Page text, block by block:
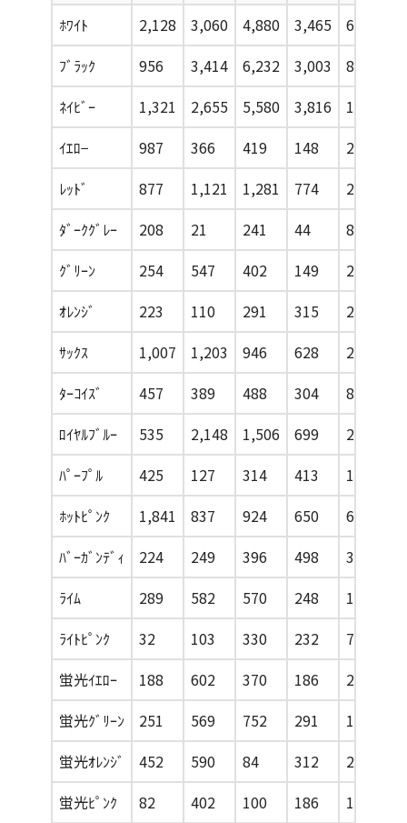
ﾎﾜｲﾄ
2,128 3,060 4,880 3,465 693
ﾌﾞﾗｯｸ
956 3,414 6,232 3,003 840
ﾈｲﾋﾞｰ
1,321 2,655 5,580 3,816 1,779
ｲｴﾛ−
987 366 419 148 26
ﾚｯﾄﾞ
877 1,121 1,281 774 299
ﾀﾞｰｸｸﾞﾚｰ
208 21 241 44 84
ｸﾞﾘｰﾝ
254 547 402 149 222
ｵﾚﾝｼﾞ
223 110 291 315 259
ｻｯｸｽ
1,007 1,203 946 628 269
ﾀｰｺｲｽﾞ
457 389 488 304 85
ﾛｲﾔﾙﾌﾞﾙｰ
535 2,148 1,506 699 258
ﾊﾟｰﾌﾟﾙ
425 127 314 413 156
ﾎｯﾄﾋﾟﾝｸ
1,841 837 924 650 62
ﾊﾞｰｶﾞﾝﾃﾞｨ
224 249 396 498 334
ﾗｲﾑ
289 582 570 248 107
ﾗｲﾄﾋﾟﾝｸ
32 103 330 232 71
蛍光ｲｴﾛｰ
188 602 370 186 284
蛍光ｸﾞﾘｰﾝ
251 569 752 291 163
蛍光ｵﾚﾝｼﾞ
452 590 84 312 23
蛍光ﾋﾟﾝｸ
82 402 100 186 188